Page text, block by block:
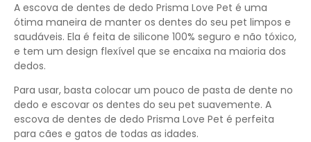
A escova de dentes de dedo Prisma Love Pet é uma
ótima maneira de manter os dentes do seu pet limpos e
saudáveis. Ela é feita de silicone 100% seguro e não tóxico,
e tem um design flexível que se encaixa na maioria dos
dedos.
Para usar, basta colocar um pouco de pasta de dente no
dedo e escovar os dentes do seu pet suavemente. A
escova de dentes de dedo Prisma Love Pet é perfeita
para cães e gatos de todas as idades.